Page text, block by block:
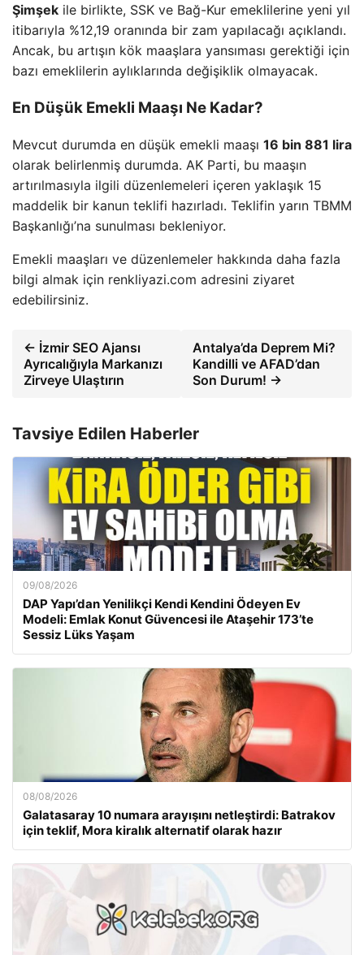
Şimşek ile birlikte, SSK ve Bağ-Kur emeklilerine yeni yıl
itibarıyla %12,19 oranında bir zam yapılacağı açıklandı.
Ancak, bu artışın kök maaşlara yansıması gerektiği için
bazı emeklilerin aylıklarında değişiklik olmayacak.
En Düşük Emekli Maaşı Ne Kadar?
Mevcut durumda en düşük emekli maaşı 16 bin 881 lira
olarak belirlenmiş durumda. AK Parti, bu maaşın
artırılmasıyla ilgili düzenlemeleri içeren yaklaşık 15
maddelik bir kanun teklifi hazırladı. Teklifin yarın TBMM
Başkanlığı’na sunulması bekleniyor.
Emekli maaşları ve düzenlemeler hakkında daha fazla
bilgi almak için renkliyazi.com adresini ziyaret
edebilirsiniz.
← İzmir SEO Ajansı
Ayrıcalığıyla Markanızı
Zirveye Ulaştırın
Antalya’da Deprem Mi?
Kandilli ve AFAD’dan
Son Durum! →
Tavsiye Edilen Haberler
09/08/2026
DAP Yapı’dan Yenilikçi Kendi Kendini Ödeyen Ev
Modeli: Emlak Konut Güvencesi ile Ataşehir 173’te
Sessiz Lüks Yaşam
08/08/2026
Galatasaray 10 numara arayışını netleştirdi: Batrakov
için teklif, Mora kiralık alternatif olarak hazır